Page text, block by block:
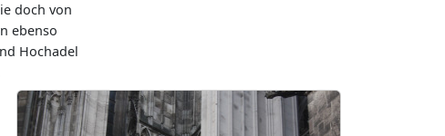
doch von
ebenso
Hochadel